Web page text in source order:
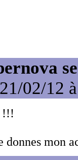
02/12
!!!
donnes mon